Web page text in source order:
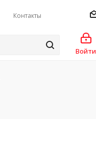
Контакты
Войти